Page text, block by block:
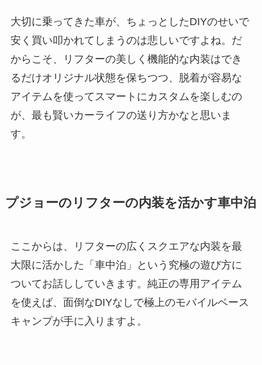
大切に乗ってきた車が、ちょっとしたDIYのせいで
安く買い叩かれてしまうのは悲しいですよね。だ
からこそ、リフターの美しく機能的な内装はでき
るだけオリジナル状態を保ちつつ、脱着が容易な
アイテムを使ってスマートにカスタムを楽しむの
が、最も賢いカーライフの送り方かなと思いま
す。
プジョーのリフターの内装を活かす車中泊
ここからは、リフターの広くスクエアな内装を最
大限に活かした「車中泊」という究極の遊び方に
ついてお話ししていきます。純正の専用アイテム
を使えば、面倒なDIYなしで極上のモバイルベース
キャンプが手に入りますよ。